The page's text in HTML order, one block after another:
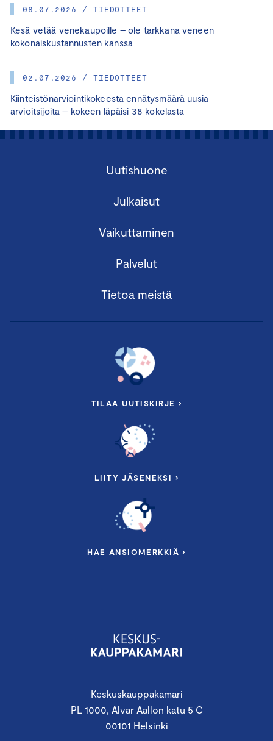
08.07.2026 / TIEDOTTEET
Kesä vetää venekaupoille – ole tarkkana veneen
kokonaiskustannusten kanssa
02.07.2026 / TIEDOTTEET
Kiinteistönarviointikokeesta ennätysmäärä uusia
arvioitsijoita – kokeen läpäisi 38 kokelasta
Keskuskauppakamari
PL 1000, Alvar Aallon katu 5 C
00101 Helsinki
Uutishuone
Julkaisut
Vaikuttaminen
Palvelut
Tietoa meistä
TILAA UUTISKIRJE ›
LIITY JÄSENEKSI ›
HAE ANSIOMERKKIÄ ›